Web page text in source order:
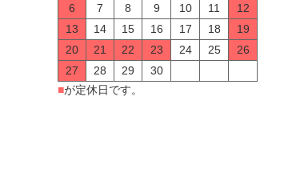
6
7 8 9 10 11
12
13
14 15 16 17 18
19
20
21 22 23 24 25
26
27
28 29
30
■が定休日です。